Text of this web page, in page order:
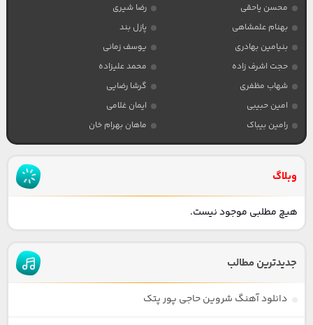
محسن یاحقی
رضا شیری
بهنام علمشاهی
پازل بند
بنیامین بهادری
یوسف زمانی
حجت اشرف زاده
محمد علیزاده
شهاب مظفری
گرشا رضایی
امین حبیبی
ایمان غلامی
رامین بیباک
ماهان بهرام خان
وبلاگ
هیچ مطلبی موجود نیست.
جدیدترین مطالب
دانلود آهنگ شروین حاجی پور پتک